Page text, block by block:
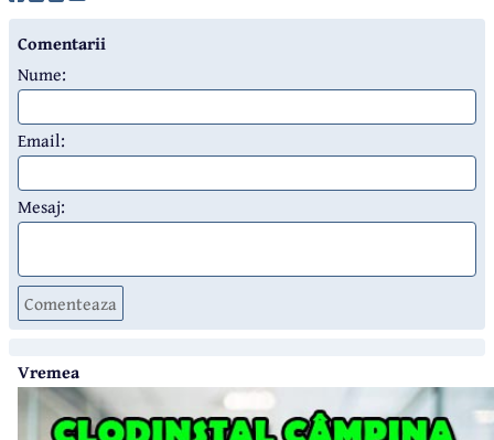
Comentarii
Nume:
Email:
Mesaj:
Comenteaza
Vremea